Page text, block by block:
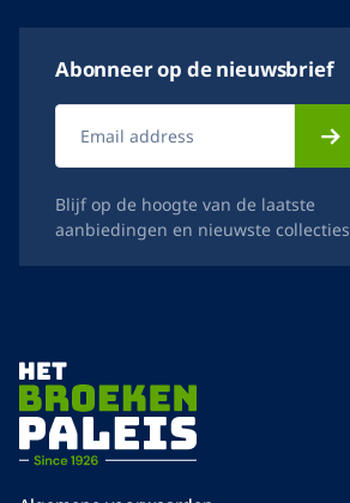
Abonneer op de nieuwsbrief
Blijf op de hoogte van de laatste
aanbiedingen en nieuwste collecties